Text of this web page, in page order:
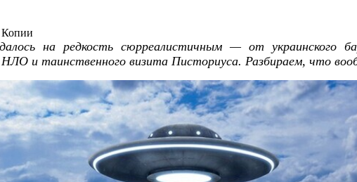
Копии
на редкость сюрреалистичным — от украинского
и таинственного визита Писториуса. Разбираем, что